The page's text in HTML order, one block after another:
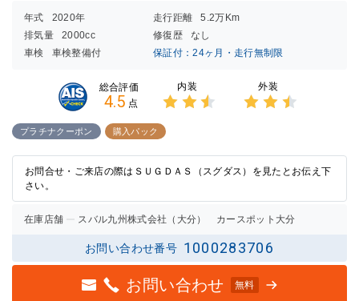
年式 2020年 走行距離
5.2万Km
排気量
2000cc 修復歴
なし
車検
車検整備付 保証付：24ヶ月・走行無制限
総合評価
4.5 点
内装
2.5点
外装
プラチナクーポン 購入パック
お問合せ・ご来店の際はＳＵＧＤＡＳ（スグダス）を見たとお伝え下
さい。
在庫店舗 スバル九州株式会社（大分） カースポット大分
お問い合わせ番号 1000283706
お問い合わせ 無料